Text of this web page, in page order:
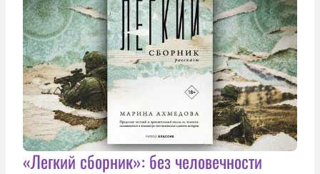
«Легкий сборник»: без человечности